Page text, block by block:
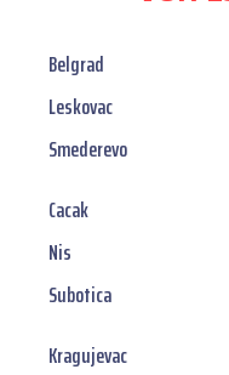
Belgrad
Leskovac
Smederevo
Cacak
Nis
Subotica
Kragujevac